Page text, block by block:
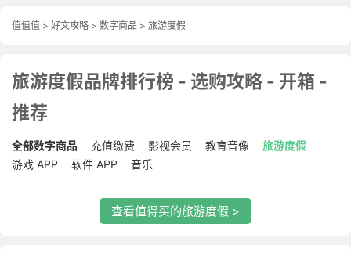
值值值 > 好文攻略 > 数字商品 > 旅游度假
旅游度假品牌排行榜 - 选购攻略 - 开箱 -
推荐
全部数字商品 充值缴费 影视会员 教育音像
旅游度假
游戏 APP
软件 APP 音乐
查看值得买的旅游度假 >